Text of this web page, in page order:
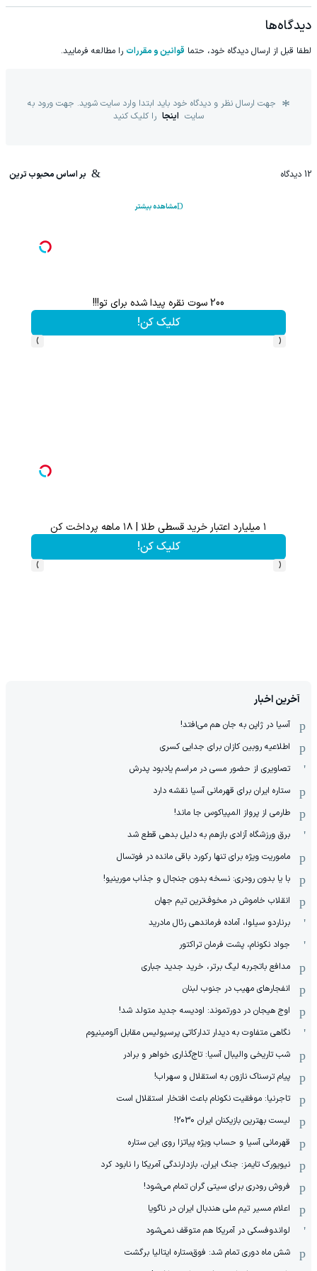
دیدگاه‌ها
لطفا قبل از ارسال دیدگاه خود، حتما قوانین و مقررات را مطالعه فرمایید.
جهت ارسال نظر و دیدگاه خود باید ابتدا وارد سایت شوید. جهت ورود به
سایت اینجا را کلیک کنید
12 دیدگاه بر اساس محبوب ترین
مشاهده بیشتر
200 سوت نقره پیدا شده برای تو!!!
کلیک کن!
‹
›
۱ میلیارد اعتبار خرید قسطی طلا | ۱۸ ماهه پرداخت کن
کلیک کن!
‹
›
آخرین اخبار
آسیا در ژاپن به جان هم می‌افتد!
اطلاعیه روبین کازان برای جدایی کسری
تصاویری از حضور مسی در مراسم یادبود پدرش
ستاره ایران برای قهرمانی آسیا نقشه دارد
طارمی از پرواز المپیاکوس جا ماند!
برق ورزشگاه آزادی بازهم به دلیل بدهی قطع شد
ماموریت ویژه برای تنها رکورد باقی مانده در فوتسال
با یا بدون رودری: نسخه بدون جنجال و جذاب مورینیو!
انقلاب خاموش در مخوف‌‌ترین تیم جهان
برناردو سیلوا، آماده فرماندهی رئال مادرید
جواد نکونام، پشت فرمان تراکتور
مدافع باتجربه لیگ برتر، خرید جدید جباری
انفجارهای مهیب در جنوب لبنان
اوج هیجان در دورتموند: اودیسه جدید متولد شد!
نگاهی متفاوت به دیدار تدارکاتی پرسپولیس مقابل آلومینیوم
شب تاریخی والیبال آسیا: تاج‌گذاری خواهر و برادر
پیام ترسناک نازون به استقلال و سهراب!
تاجرنیا: موفقیت نکونام باعث افتخار استقلال است
لیست بهترین بازیکنان ایران 2030!
قهرمانی آسیا و حساب ویژه پیاتزا روی این ستاره
نیویورک تایمز: جنگ ایران، بازدارندگی آمریکا را نابود کرد
فروش رودری برای سیتی گران تمام می‌شود!
اعلام مسیر تیم ملی هندبال ایران در ناگویا
لواندوفسکی در آمریکا هم متوقف نمی‌شود
شش ماه دوری تمام شد: فوق‌ستاره ایتالیا برگشت